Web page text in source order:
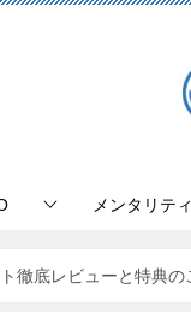
メンタリティ
徹底レビューと特典の